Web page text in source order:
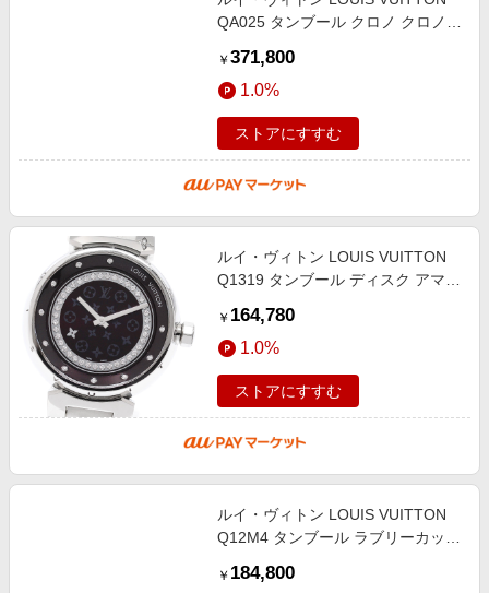
QA025 タンブール クロノ クロノグ
_941272
￥ 371,800
1.0%
ストアにすすむ
ルイ・ヴィトン LOUIS VUITTON
Q1319 タンブール ディスク アマラ
クォーツ レディース 箱・保付き
_94927
￥ 164,780
1.0%
ストアにすすむ
ルイ・ヴィトン LOUIS VUITTON
Q12M4 タンブール ラブリーカップ
ス _950221
￥ 184,800